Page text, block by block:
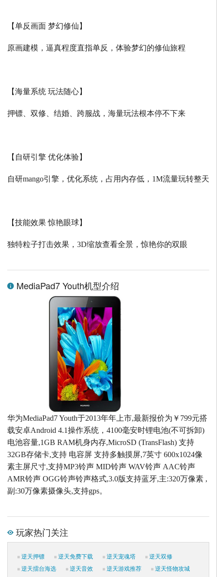
【单反画面 梦幻修仙】
原画建模，逼真程度直指单反，体验梦幻的修仙旅程
【海量系统 玩法随心】
押镖、双修、结婚、跨服战，海量玩法根本停不下来
【自研引擎 优化体验】
自研mango引擎，优化系统，占用内存低， 1M流量玩转整天
【技能效果 惊艳眼球】
独特粒子打击效果， 3D缩放查看全景，惊艳你的双眼
MediaPad7 Youth机型介绍
华为MediaPad7 Youth于2013年年上市,最新报价为￥799元搭
载安卓Android 4.1操作系统，4100毫安时锂电池(不可拆卸)
电池容量,1GB RAM机身内存,MicroSD (TransFlash) 支持
32GB存储卡,支持 电容屏 支持多触摸屏,7英寸 600x1024像
素主屏尺寸,支持MP3铃声 MID铃声 WAV铃声 AAC铃声
AMR铃声 OGG铃声铃声格式,3.0版支持蓝牙,主:320万像素 ,
副:30万像素摄像头,支持gps。
玩家热门关注
逆天押镖 逆天免费下载 逆天宠魂塔
逆天双修
逆天擂台海选
逆天音效 逆天游戏推荐
逆天怪物攻城